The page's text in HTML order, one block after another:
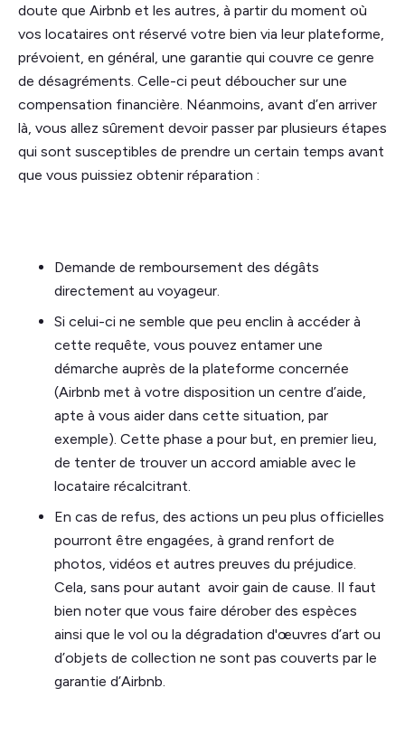
doute que Airbnb et les autres, à partir du moment où
vos locataires ont réservé votre bien via leur plateforme,
prévoient, en général, une garantie qui couvre ce genre
de désagréments. Celle-ci peut déboucher sur une
compensation financière. Néanmoins, avant d’en arriver
là, vous allez sûrement devoir passer par plusieurs étapes
qui sont susceptibles de prendre un certain temps avant
que vous puissiez obtenir réparation :
Demande de remboursement des dégâts
directement au voyageur.
Si celui-ci ne semble que peu enclin à accéder à
cette requête, vous pouvez entamer une
démarche auprès de la plateforme concernée
(Airbnb met à votre disposition un centre d’aide,
apte à vous aider dans cette situation, par
exemple). Cette phase a pour but, en premier lieu,
de tenter de trouver un accord amiable avec le
locataire récalcitrant.
En cas de refus, des actions un peu plus officielles
pourront être engagées, à grand renfort de
photos, vidéos et autres preuves du préjudice.
Cela, sans pour autant avoir gain de cause. Il faut
bien noter que vous faire dérober des espèces
ainsi que le vol ou la dégradation d'œuvres d’art ou
d’objets de collection ne sont pas couverts par le
garantie d’Airbnb.